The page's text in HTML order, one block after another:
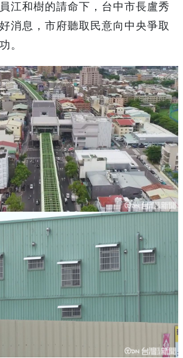
江和樹的請命下，台中市長盧秀
消息，市府聽取民意向中央爭取
。